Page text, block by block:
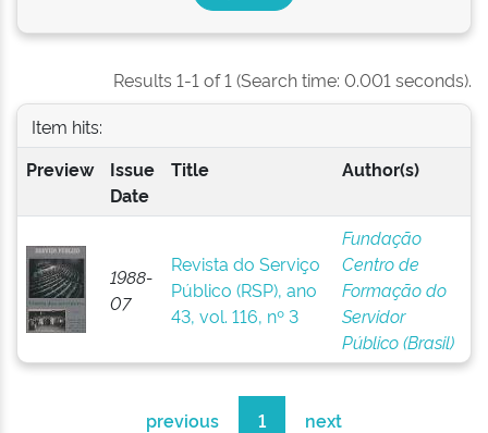
Results 1-1 of 1 (Search time: 0.001 seconds).
Item hits:
Preview
Issue
Date
Title Author(s)
1988-
07
Revista do Serviço
Público (RSP), ano
43, vol. 116, nº 3
Fundação
Centro de
Formação do
Servidor
Público (Brasil)
previous 1 next